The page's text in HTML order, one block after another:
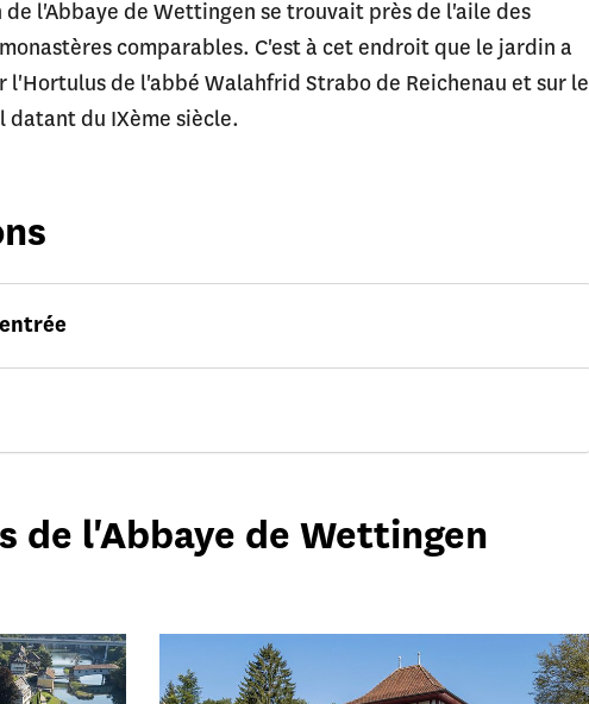
l'Abbaye de Wettingen se trouvait près de l'aile des
comparables. C'est à cet endroit que le jardin a
l'Hortulus de l'abbé Walahfrid Strabo de Reichenau et sur le
datant du IXème siècle.
de l'Abbaye de Wettingen